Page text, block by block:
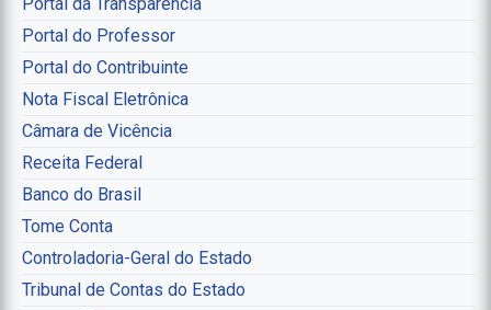
Portal da Transparência
Portal do Professor
Portal do Contribuinte
Nota Fiscal Eletrônica
Câmara de Vicência
Receita Federal
Banco do Brasil
Tome Conta
Controladoria-Geral do Estado
Tribunal de Contas do Estado